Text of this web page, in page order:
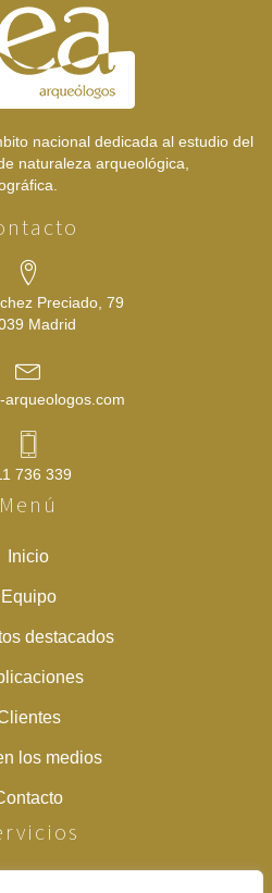
nacional dedicada al estudio del
naturaleza arqueológica,
Preciado, 79
Madrid
arqueologos.com
736 339
Menú
Inicio
Equipo
destacados
los medios